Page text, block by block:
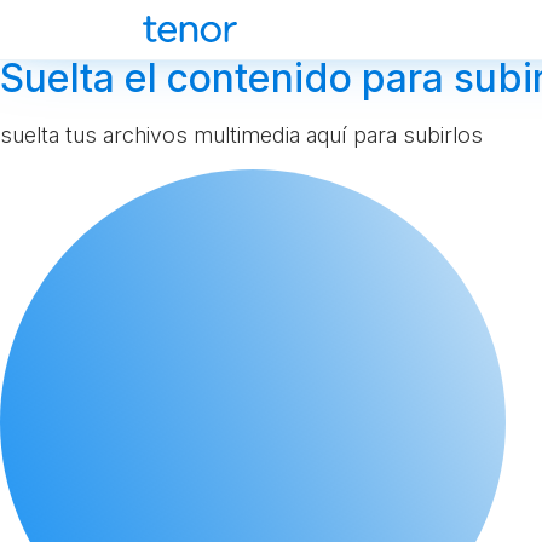
Suelta el contenido para
suelta tus archivos multimedia aquí para subirlos